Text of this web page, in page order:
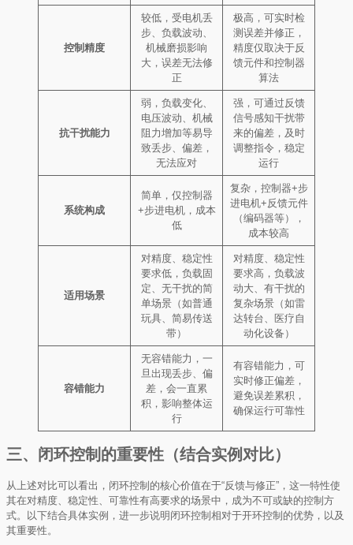
控制精度
较低，受电机丢
步、负载波动、
机械磨损影响
大，误差无法修
正
极高，可实时检
测误差并修正，
精度仅取决于反
馈元件和控制器
算法
抗干扰能力
弱，负载变化、
电压波动、机械
阻力增加等易导
致丢步、偏差，
无法应对
强，可通过反馈
信号感知干扰带
来的偏差，及时
调整指令，稳定
运行
系统构成
简单，仅控制器
+步进电机，成本
低
复杂，控制器+步
进电机+反馈元件
（编码器等），
成本较高
适用场景
对精度、稳定性
要求低，负载固
定、无干扰的简
单场景（如普通
玩具、简易传送
带）
对精度、稳定性
要求高，负载波
动大、有干扰的
复杂场景（如雷
达转台、医疗自
动化设备）
容错能力
无容错能力，一
旦出现丢步、偏
差，会一直累
积，影响整体运
行
有容错能力，可
实时修正偏差，
避免误差累积，
确保运行可靠性
三、闭环控制的重要性（结合实例对比）
从上述对比可以看出，闭环控制的核心价值在于“反馈与修正”，这一特性使
其在对精度、稳定性、可靠性有高要求的场景中，成为不可或缺的控制方
式。以下结合具体实例，进一步说明闭环控制相对于开环控制的优势，以及
其重要性。